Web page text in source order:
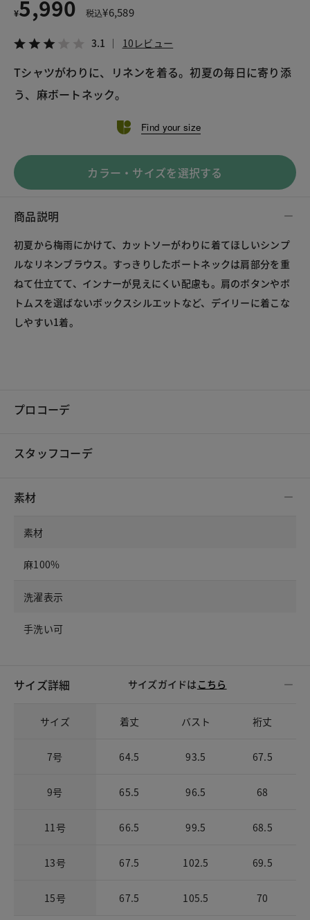
¥5,990 税込¥6,589
3.1 10レビュー
Tシャツがわりに、リネンを着る。初夏の毎日に寄り添
う、麻ボートネック。
Find your size
カラー・サイズを選択する
商品説明
初夏から梅雨にかけて、カットソーがわりに着てほしいシンプ
ルなリネンブラウス。すっきりしたボートネックは肩部分を重
ねて仕立てて、インナーが見えにくい配慮も。肩のボタンやボ
トムスを選ばないボックスシルエットなど、デイリーに着こな
しやすい1着。
プロコーデ
スタッフコーデ
素材
素材
麻100%
洗濯表示
手洗い可
サイズ詳細 サイズガイドは こちら
サイズ 着丈 バスト 裄丈
7号 64.5 93.5 67.5
9号 65.5 96.5 68
11号 66.5 99.5 68.5
13号 67.5 102.5 69.5
15号 67.5 105.5 70
21番リネン・肩ボタンブラウス
税込¥6,589
3.1 10レビュー
LINE X メール